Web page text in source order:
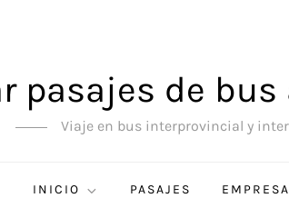
pasajes de
Viaje en bus interprovincial y
INICIO PASAJES